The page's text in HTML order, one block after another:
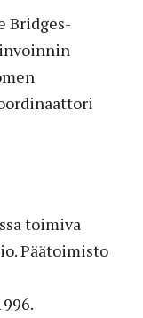
Bridges-
toimiva
Päätoimisto